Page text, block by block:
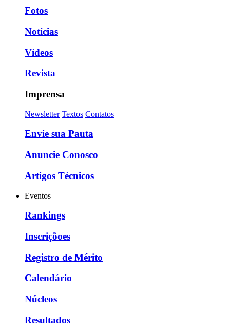
Fotos
Notícias
Vídeos
Revista
Imprensa
Newsletter Textos Contatos
Envie sua Pauta
Anuncie Conosco
Artigos Técnicos
Eventos
Rankings
Inscriçõoes
Registro de Mérito
Calendário
Núcleos
Resultados